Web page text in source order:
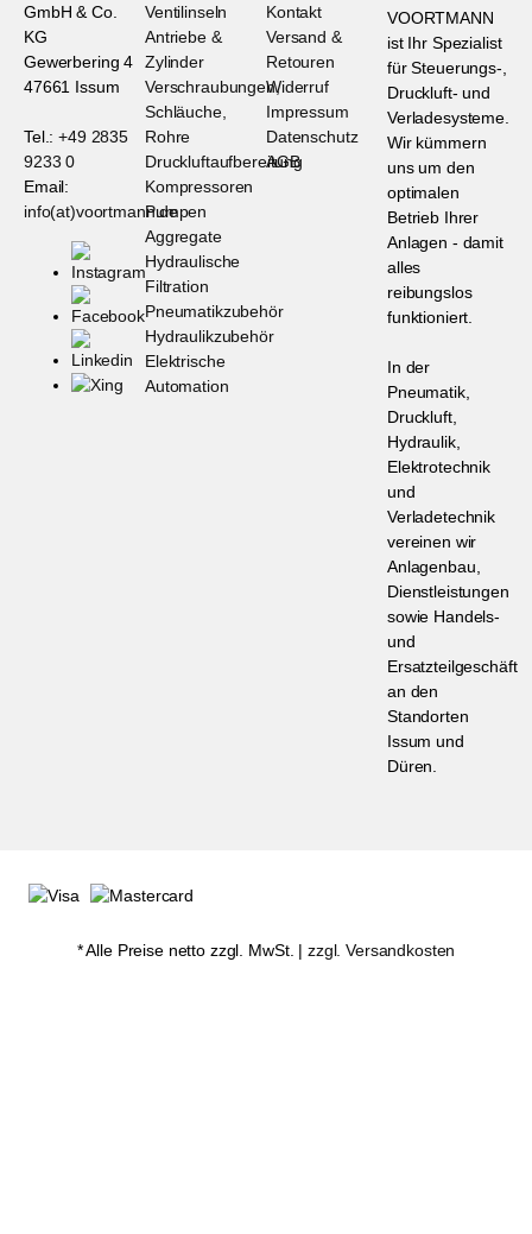
GmbH & Co.
KG
Gewerbering 4
47661 Issum
Tel.:+49 2835
9233 0
Email:
info(at)voortmann.de
Ventilinseln
Antriebe &
Zylinder
Verschraubungen,
Schläuche,
Rohre
Druckluftaufbereitung
Kompressoren
Pumpen
Aggregate
Hydraulische
Filtration
Pneumatikzubehör
Hydraulikzubehör
Elektrische
Automation
Kontakt
Versand &
Retouren
Widerruf
Impressum
Datenschutz
AGB
VOORTMANN
ist Ihr Spezialist
für Steuerungs-,
Druckluft- und
Verladesysteme.
Wir kümmern
uns um den
optimalen
Betrieb Ihrer
Anlagen - damit
alles
reibungslos
funktioniert.
In der
Pneumatik,
Druckluft,
Hydraulik,
Elektrotechnik
und
Verladetechnik
vereinen wir
Anlagenbau,
Dienstleistungen
sowie Handels-
und
Ersatzteilgeschäft
an den
Standorten
Issum und
Düren.
* Alle Preise netto zzgl. MwSt. | zzgl. Versandkosten